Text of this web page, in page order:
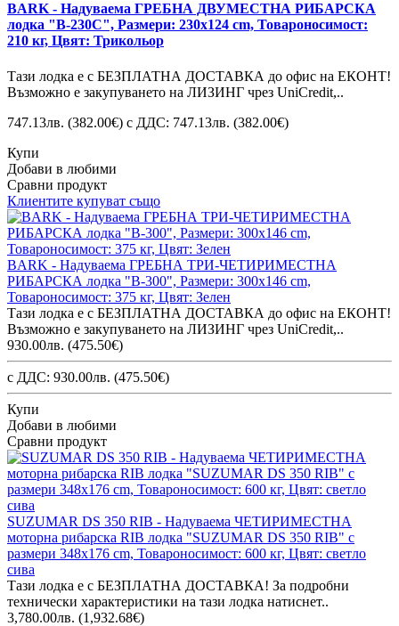
BARK - Надуваема ГРЕБНА ДВУМЕСТНА РИБАРСКА
лодка "B-230C", Размери: 230x124 cm, Товароносимост:
210 кг, Цвят: Трикольор
Тази лодка е с БЕЗПЛАТНА ДОСТАВКА до офис на ЕКОНТ!
Възможно е закупуването на ЛИЗИНГ чрез UniCredit,..
747.13лв. (382.00€) с ДДС: 747.13лв. (382.00€)
Купи
Добави в любими
Сравни продукт
Клиентите купуват също
BARK - Надуваема ГРЕБНА ТРИ-ЧЕТИРИМЕСТНА
РИБАРСКА лодка "B-300", Размери: 300x146 cm,
Товароносимост: 375 кг, Цвят: Зелен
Тази лодка е с БЕЗПЛАТНА ДОСТАВКА до офис на ЕКОНТ!
Възможно е закупуването на ЛИЗИНГ чрез UniCredit,..
930.00лв. (475.50€)
с ДДС: 930.00лв. (475.50€)
Купи
Добави в любими
Сравни продукт
SUZUMAR DS 350 RIB - Надуваема ЧЕТИРИМЕСТНА
моторна рибарска RIB лодка "SUZUMAR DS 350 RIB" с
размери 348x176 cm, Товароносимост: 600 кг, Цвят: светло
сива
Тази лодка е с БЕЗПЛАТНА ДОСТАВКА! За подробни
технически характеристики на тази лодка натиснет..
3,780.00лв. (1,932.68€)